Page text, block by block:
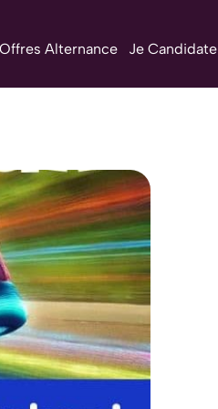
Alternance Je Candidate